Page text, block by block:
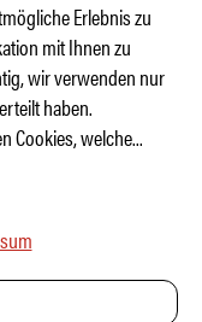
Erlebnis zu
mit Ihnen zu
wir verwenden nur
haben.
Cookies, welche...